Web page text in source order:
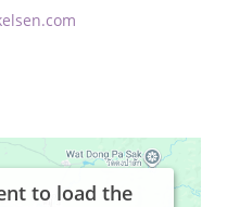
to load the